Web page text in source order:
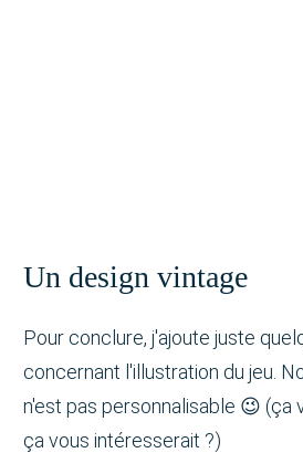
Un design vintage
Pour conclure, j'ajoute juste
concernant l'illustration du jeu.
n'est pas personnalisable 😉 (ça
ça vous intéresserait ?)